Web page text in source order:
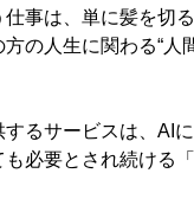
事は、単に髪を切
の人生に関わる“人
るサービスは、AI
必要とされ続ける